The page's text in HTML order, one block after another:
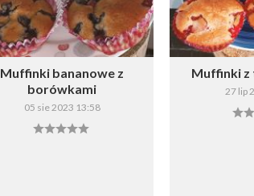
Muffinki bananowe z
borówkami
05 sie 2023 13:58
Muffinki
27 lip